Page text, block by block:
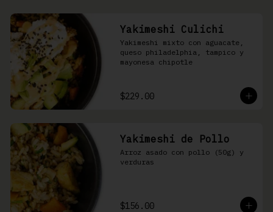
Yakimeshi Culichi
Yakimeshi mixto con aguacate,
queso philadelphia, tampico y
mayonesa chipotle
$229.00
Yakimeshi de Pollo
Arroz asado con pollo (50g) y
verduras
$156.00